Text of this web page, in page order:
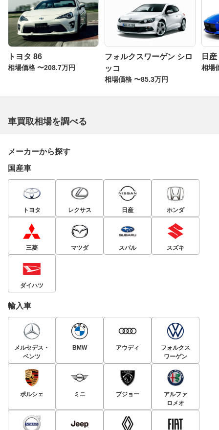
トヨタ 86
相場価格 〜208.7万円
フォルクスワーゲン シロ
ッコ
相場価格 〜85.3万円
日
相場
車買取相場を調べる
メーカーから探す
国産車
トヨタ レクサス 日産 ホンダ
三菱 マツダ スバル スズキ
ダイハツ
輸入車
メルセデス・
ベンツ
BMW アウディ
フォルクス
ワーゲン
ポルシェ ミニ プジョー
アルファ
ロメオ